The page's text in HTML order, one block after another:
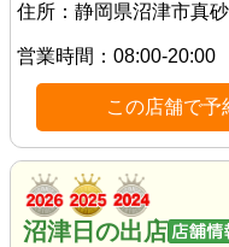
住所： 静岡県沼津市真
営業時間： 08:00-20:00
この店舗で予
沼津日の出店